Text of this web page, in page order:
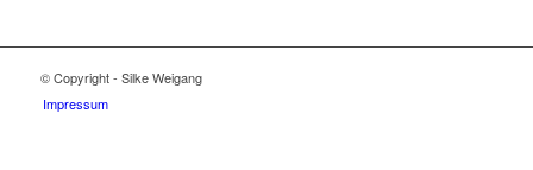
© Copyright - Silke Weigang
Impressum